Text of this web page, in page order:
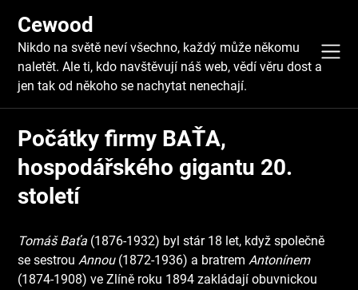
content
Cewood
Nikdo na světě neví všechno, každý může někomu
naletět. Ale ti, kdo navštěvují náš web, vědí věru dost a
jen tak od někoho se nachytat nenechají.
Počátky firmy BAŤA,
hospodářského gigantu 20.
století
Tomáš Baťa (1876-1932) byl stár 18 let, když společně
se sestrouAnnou(1872-1936) a bratremAntonínem
(1874-1908) ve Zlíně roku 1894 zakládají obuvnickou